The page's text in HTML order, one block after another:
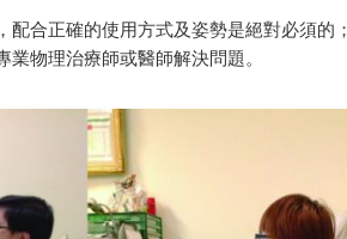
合正確的使用方式及姿勢是絕對必須的；
物理治療師或醫師解決問題。